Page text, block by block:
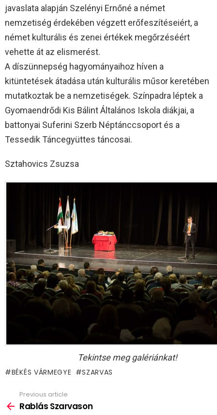
javaslata alapján Szelényi Ernőné a német
nemzetiség érdekében végzett erőfeszítéseiért, a
német kulturális és zenei értékek megőrzéséért
vehette át az elismerést.
A díszünnepség hagyományaihoz híven a
kitüntetések átadása után kulturális műsor keretében
mutatkoztak be a nemzetiségek. Színpadra léptek a
Gyomaendrődi Kis Bálint Általános Iskola diákjai, a
battonyai Suferini Szerb Néptánccsoport és a
Tessedik Táncegyüttes táncosai.
Sztahovics Zsuzsa
Tekintse meg galériánkat!
BÉKÉS VÁRMEGYE SZARVAS
more
Previous article
Rablás Szarvason